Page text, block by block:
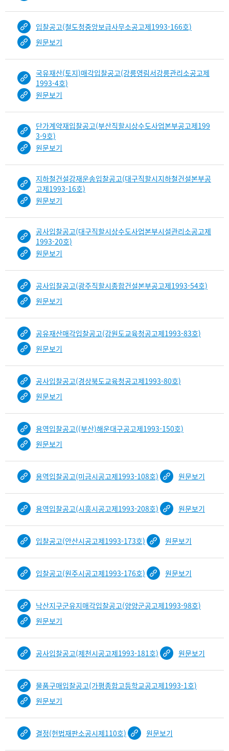
입찰공고(철도청중앙보급사무소공고제1993-166호)
원문보기
국유재산(토지)매각입찰공고(강릉영림서강릉관리소공고제
1993-4호)
원문보기
단가계약재입찰공고(부산직할시상수도사업본부공고제199
3-9호)
원문보기
지하철건설강재운송입찰공고(대구직할시지하철건설본부공
고제1993-16호)
원문보기
공사입찰공고(대구직할시상수도사업본부시설관리소공고제
1993-20호)
원문보기
공사입찰공고(광주직할시종합건설본부공고제1993-54호)
원문보기
공유재산매각입찰공고(강원도교육청공고제1993-83호)
원문보기
공사입찰공고(경상북도교육청공고제1993-80호)
원문보기
용역입찰공고((부산)해운대구공고제1993-150호)
원문보기
용역입찰공고(미금시공고제1993-108호) 원문보기
용역입찰공고(시흥시공고제1993-208호) 원문보기
입찰공고(안산시공고제1993-173호) 원문보기
입찰공고(원주시공고제1993-176호) 원문보기
낙산지구군유지매각입찰공고(양양군공고제1993-98호)
원문보기
공사입찰공고(제천시공고제1993-181호) 원문보기
물품구매입찰공고(가평종합고등학교공고제1993-1호)
원문보기
결정(헌법재판소공시제110호) 원문보기